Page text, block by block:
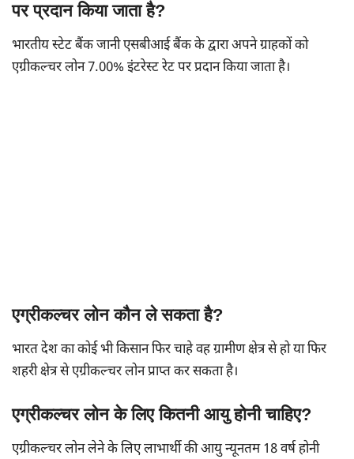
पर प्रदान किया जाता है?
भारतीय स्टेट बैंक जानी एसबीआई बैंक के द्वारा अपने ग्राहकों को
एग्रीकल्चर लोन 7.00% इंटरेस्ट रेट पर प्रदान किया जाता है।
एग्रीकल्चर लोन कौन ले सकता है?
भारत देश का कोई भी किसान फिर चाहे वह ग्रामीण क्षेत्र से हो या फिर
शहरी क्षेत्र से एग्रीकल्चर लोन प्राप्त कर सकता है।
एग्रीकल्चर लोन के लिए कितनी आयु होनी चाहिए?
एग्रीकल्चर लोन लेने के लिए लाभार्थी की आयु न्यूनतम 18 वर्ष होनी